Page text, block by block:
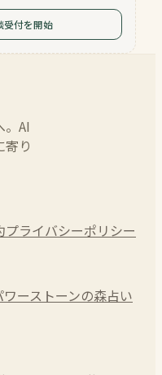
受付を開始
AI
り
プライバシーポリシー
ワーストーンの森占い